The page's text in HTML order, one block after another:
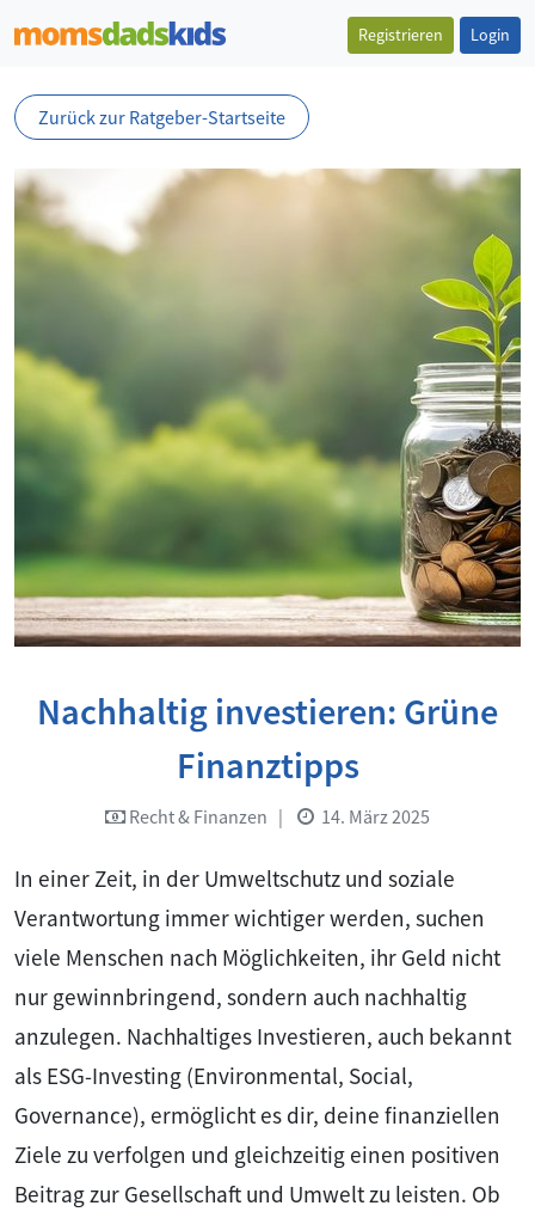
Registrieren Login
Zurück zur Ratgeber-Startseite
Nachhaltig investieren: Grüne
Finanztipps
Recht & Finanzen | 14. März 2025
In einer Zeit, in der Umweltschutz und soziale
Verantwortung immer wichtiger werden, suchen
viele Menschen nach Möglichkeiten, ihr Geld nicht
nur gewinnbringend, sondern auch nachhaltig
anzulegen. Nachhaltiges Investieren, auch bekannt
als ESG-Investing (Environmental, Social,
Governance), ermöglicht es dir, deine finanziellen
Ziele zu verfolgen und gleichzeitig einen positiven
Beitrag zur Gesellschaft und Umwelt zu leisten. Ob